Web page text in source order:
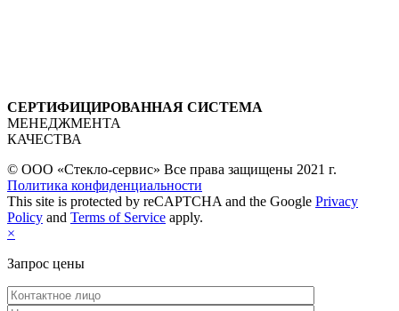
СЕРТИФИЦИРОВАННАЯ СИСТЕМА
МЕНЕДЖМЕНТА
КАЧЕСТВА
© ООО «Стекло-сервис» Все права защищены 2021 г.
Политика конфиденциальности
This site is protected by reCAPTCHA and the Google Privacy
Policy and Terms of Service apply.
×
Запрос цены